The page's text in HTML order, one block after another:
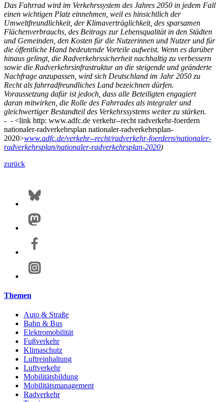
Das Fahrrad wird im Verkehrssystem des Jahres 2050 in jedem Fall
einen wichtigen Platz einnehmen, weil es hinsichtlich der
Umweltfreundlichkeit, der Klimaverträglichkeit, des sparsamen
Flächenverbrauchs, des Beitrags zur Lebensqualität in den Städten
und Gemeinden, den Kosten für die Nutzerinnen und Nutzer und für
die öffentliche Hand bedeutende Vorteile aufweist. Wenn es darüber
hinaus gelingt, die Radverkehrssicherheit nachhaltig zu verbessern
sowie die Radverkehrsinfrastruktur an die steigende und geänderte
Nachfrage anzupassen, wird sich Deutschland im Jahr 2050 zu
Recht als fahrradfreundliches Land bezeichnen dürfen.
Voraussetzung dafür ist jedoch, dass alle Beteiligten engagiert
daran mitwirken, die Rolle des Fahrrades als integraler und
gleichwertiger Bestandteil des Verkehrssystems weiter zu stärken.
- - <link http: www.adfc.de verkehr--recht radverkehr-foerdern
nationaler-radverkehrsplan nationaler-radverkehrsplan-
2020>www.adfc.de/verkehr--recht/radverkehr-foerdern/nationaler-
radverkehrsplan/nationaler-radverkehrsplan-2020)
zurück
Themen
Auto & Straße
Bahn & Bus
Elektromobilität
Fußverkehr
Klimaschutz
Luftreinhaltung
Luftverkehr
Mobilitätsbildung
Mobilitätsmanagement
Radverkehr